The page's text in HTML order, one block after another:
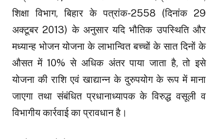
शिक्षा विभाग, बिहार के पत्रांक-2558 (दिनांक 29
अक्टूबर 2013) के अनुसार यदि भौतिक उपस्थिति और
मध्यान्ह भोजन योजना के लाभान्वित बच्चों के सात दिनों के
औसत में 10% से अधिक अंतर पाया जाता है, तो इसे
योजना की राशि एवं खाद्यान्न के दुरुपयोग के रूप में माना
जाएगा तथा संबंधित प्रधानाध्यापक के विरुद्ध वसूली व
विभागीय कार्रवाई का प्रावधान है।